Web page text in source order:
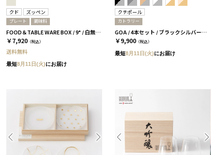
クド ズッペン
プレート 調味料
FOOD＆TABLE WARE BOX / 9° / 白無垢 / ズッペン
￥7,920 （税込）
送料無料
最短8月11日(火)にお届け
クチポール
カトラリー
GOA / 4本セット / ブラックシルバー［クチポール］
￥9,900 （税込）
最短8月11日(火)にお届け